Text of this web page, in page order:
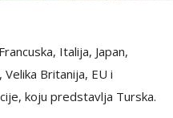
Italija, Japan,
Velika Britanija, EU i
koju predstavlja Turska.